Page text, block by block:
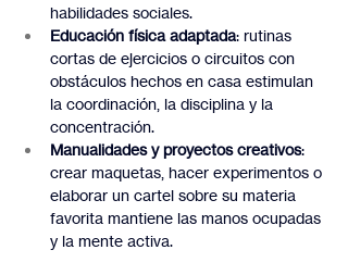
habilidades sociales.
Educación física adaptada: rutinas
cortas de ejercicios o circuitos con
obstáculos hechos en casa estimulan
la coordinación, la disciplina y la
concentración.
Manualidades y proyectos creativos:
crear maquetas, hacer experimentos o
elaborar un cartel sobre su materia
favorita mantiene las manos ocupadas
y la mente activa.